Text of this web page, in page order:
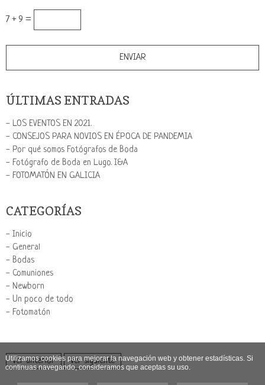
7 + 9 =
ÚLTIMAS ENTRADAS
- LOS EVENTOS EN 2021.
- CONSEJOS PARA NOVIOS EN ÉPOCA DE PANDEMIA
- Por qué somos Fotógrafos de Boda
- Fotógrafo de Boda en Lugo. I&A
- FOTOMATÓN EN GALICIA
CATEGORÍAS
- Inicio
- General
- Bodas
- Comuniones
- Newborn
- Un poco de todo
- Fotomatón
Ver anterior Ver siguiente
Utilizamos cookies para mejorar la navegación web y obtener estadísticas. Si
continuas navegando, consideramos que aceptas su uso.